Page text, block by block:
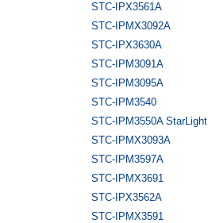
STC-IPX3561A
STC-IPMX3092A
STC-IPX3630A
STC-IPM3091A
STC-IPM3095A
STC-IPM3540
STC-IPM3550A StarLight
STC-IPMX3093A
STC-IPM3597A
STC-IPMX3691
STC-IPX3562A
STC-IPMX3591